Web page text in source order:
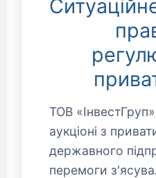
ТОВ
аукціоні з
державного
перемоги